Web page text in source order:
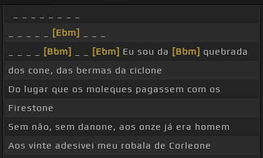
[Ebm]
[Bbm] [Ebm] Eu sou da [Bbm] quebrada
dos cone, das bermas da ciclone
Do lugar que os moleques pagassem com os
Firestone
Sem não, sem danone, aos onze já era homem
Aos vinte adesivei meu robala de Corleone